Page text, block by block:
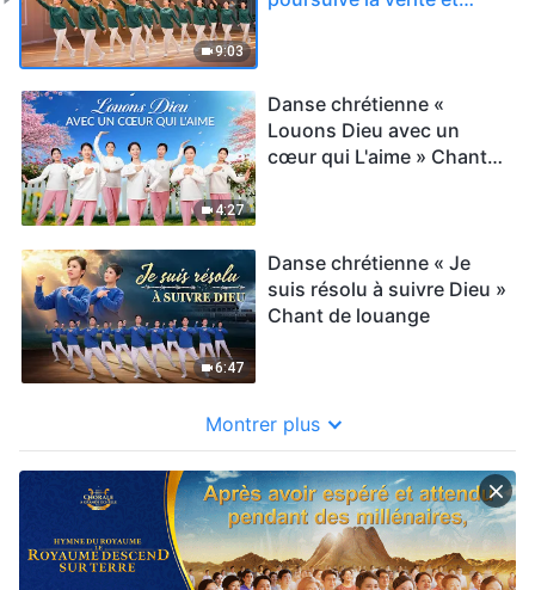
9:03
4:27
Danse chrétienne «
Louons Dieu avec un
cœur qui L'aime » Chant
6:47
Danse chrétienne « Je
suis résolu à suivre Dieu »
Chant de louange
Montrer plus